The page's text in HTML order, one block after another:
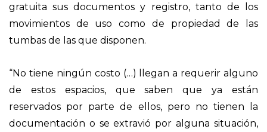
gratuita sus documentos y registro, tanto de los
movimientos de uso como de propiedad de las
tumbas de las que disponen.
“No tiene ningún costo (…) llegan a requerir alguno
de estos espacios, que saben que ya están
reservados por parte de ellos, pero no tienen la
documentación o se extravió por alguna situación,